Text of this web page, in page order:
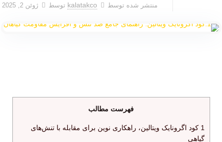
منتشر شده توسط kalatakco توسط ژوئن 2, 2025
فهرست مطالب
1 کود اگرونایک ویتالین، راهکاری نوین برای مقابله با تنش‌های
گیاهی